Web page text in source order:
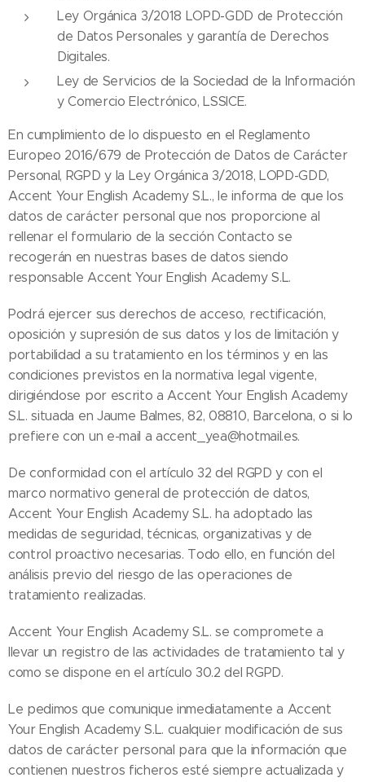
Ley Orgánica 3/2018 LOPD-GDD de Protección
de Datos Personales y garantía de Derechos
Digitales.
Ley de Servicios de la Sociedad de la Información
y Comercio Electrónico, LSSICE.
En cumplimiento de lo dispuesto en el Reglamento
Europeo 2016/679 de Protección de Datos de Carácter
Personal, RGPD y la Ley Orgánica 3/2018, LOPD-GDD,
Accent Your English Academy S.L., le informa de que los
datos de carácter personal que nos proporcione al
rellenar el formulario de la sección Contacto se
recogerán en nuestras bases de datos siendo
responsable Accent Your English Academy S.L.
Podrá ejercer sus derechos de acceso, rectificación,
oposición y supresión de sus datos y los de limitación y
portabilidad a su tratamiento en los términos y en las
condiciones previstos en la normativa legal vigente,
dirigiéndose por escrito a Accent Your English Academy
S.L. situada en Jaume Balmes, 82, 08810, Barcelona, o si lo
prefiere con un e-mail a accent_yea@hotmail.es.
De conformidad con el artículo 32 del RGPD y con el
marco normativo general de protección de datos,
Accent Your English Academy S.L. ha adoptado las
medidas de seguridad, técnicas, organizativas y de
control proactivo necesarias. Todo ello, en función del
análisis previo del riesgo de las operaciones de
tratamiento realizadas.
Accent Your English Academy S.L. se compromete a
llevar un registro de las actividades de tratamiento tal y
como se dispone en el artículo 30.2 del RGPD.
Le pedimos que comunique inmediatamente a Accent
Your English Academy S.L. cualquier modificación de sus
datos de carácter personal para que la información que
contienen nuestros ficheros esté siempre actualizada y